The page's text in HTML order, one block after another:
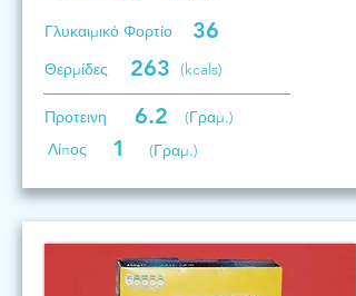
Γλυκαιμικό Φορτίο 36
Θερμίδες 263 (kcals)
Προτεινη 6.2
(Γραμ.)
Λίπος
1 (Γραμ.)